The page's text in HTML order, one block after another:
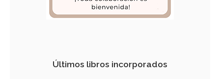
Últimos libros incorporados